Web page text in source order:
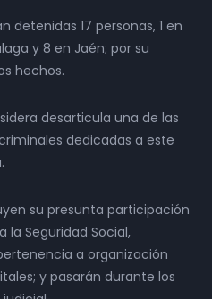
17 personas, 1 en
y 8 en Jaén; por su
hechos.
desarticula una de las
dedicadas a este
su presunta participación
la Seguridad Social,
a organización
y pasarán durante los